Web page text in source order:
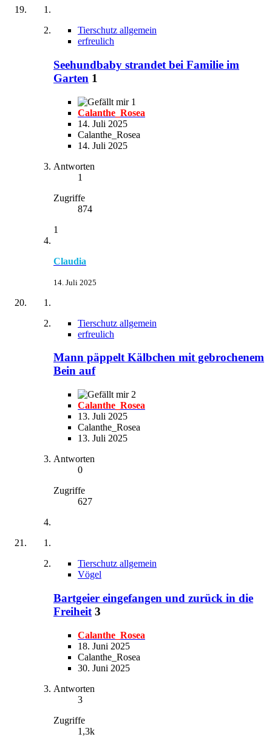
Tierschutz allgemein
erfreulich
Seehundbaby strandet bei Familie im
Garten 1
1
Calanthe_Rosea
14. Juli 2025
Calanthe_Rosea
14. Juli 2025
Antworten
1
Zugriffe
874
1
Claudia
14. Juli 2025
Tierschutz allgemein
erfreulich
Mann päppelt Kälbchen mit gebrochenem
Bein auf
2
Calanthe_Rosea
13. Juli 2025
Calanthe_Rosea
13. Juli 2025
Antworten
0
Zugriffe
627
Tierschutz allgemein
Vögel
Bartgeier eingefangen und zurück in die
Freiheit 3
Calanthe_Rosea
18. Juni 2025
Calanthe_Rosea
30. Juni 2025
Antworten
3
Zugriffe
1,3k